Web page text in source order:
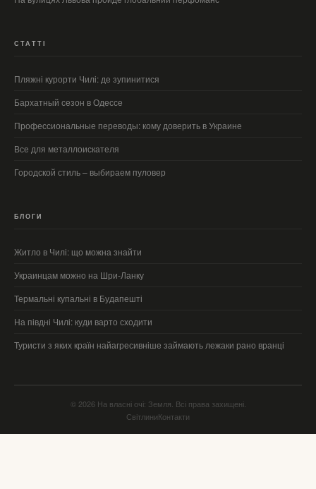
СТАТТІ
Пляжні курорти Чилі: де зупинитися
Бархатный сезон в Одессе
Профессиональные переводы: кому доверить в Украине
Все для металлоискателя
Городской стиль – выбираем пуловер
БЛОГИ
Житло в Чилі: що можна знайти
Украинцам можно на Шри-Ланку
Термальні купальні в Будапешті
На півдні Чилі: куди варто сходити
Туристи з яких країн найагресивніше займають лежаки рано вранці
© 2026 На власні очі: Земля. Всі права захищені.
СвітлиниКонтакти